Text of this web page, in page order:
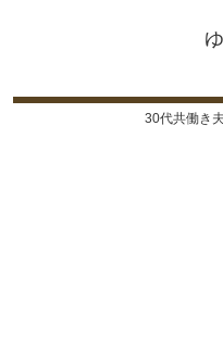
30代共働き